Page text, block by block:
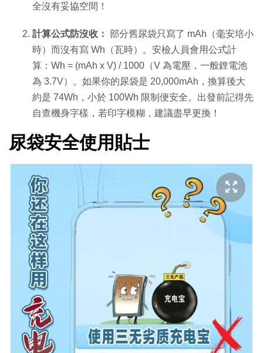
全沒有妥協空間！
計算公式防沒收： 部分舊尿袋只寫了 mAh（毫安培小
時）而沒有寫 Wh（瓦時）。安檢人員會用公式計
算： Wh = (mAh x V) / 1000 （V 為電壓，一般鋰電池
為 3.7V）。如果你的尿袋是 20,000mAh，換算後大
約是 74Wh，小於 100Wh 限制便安全。出發前記得先
自查機身字樣，若印字模糊，建議盡早更換！
尿袋安全使用貼士